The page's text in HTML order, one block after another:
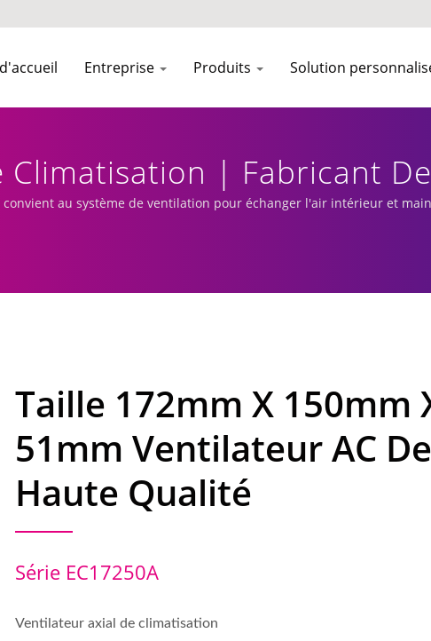
Entreprise Produits Solution
Climatisation | Fabricant
au système de ventilation pour échanger l'air intérieur et
ventilateurs DC personnalisés et de dissipateurs thermiques.
Taille 172mm X 150mm
51mm Ventilateur AC De
Haute Qualité
Série EC17250A
Ventilateur axial de climatisation